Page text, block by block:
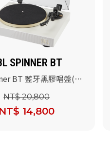
SPINNER BT
BT 藍牙黑膠唱盤(白
NT$ 20,800
NT$ 14,800